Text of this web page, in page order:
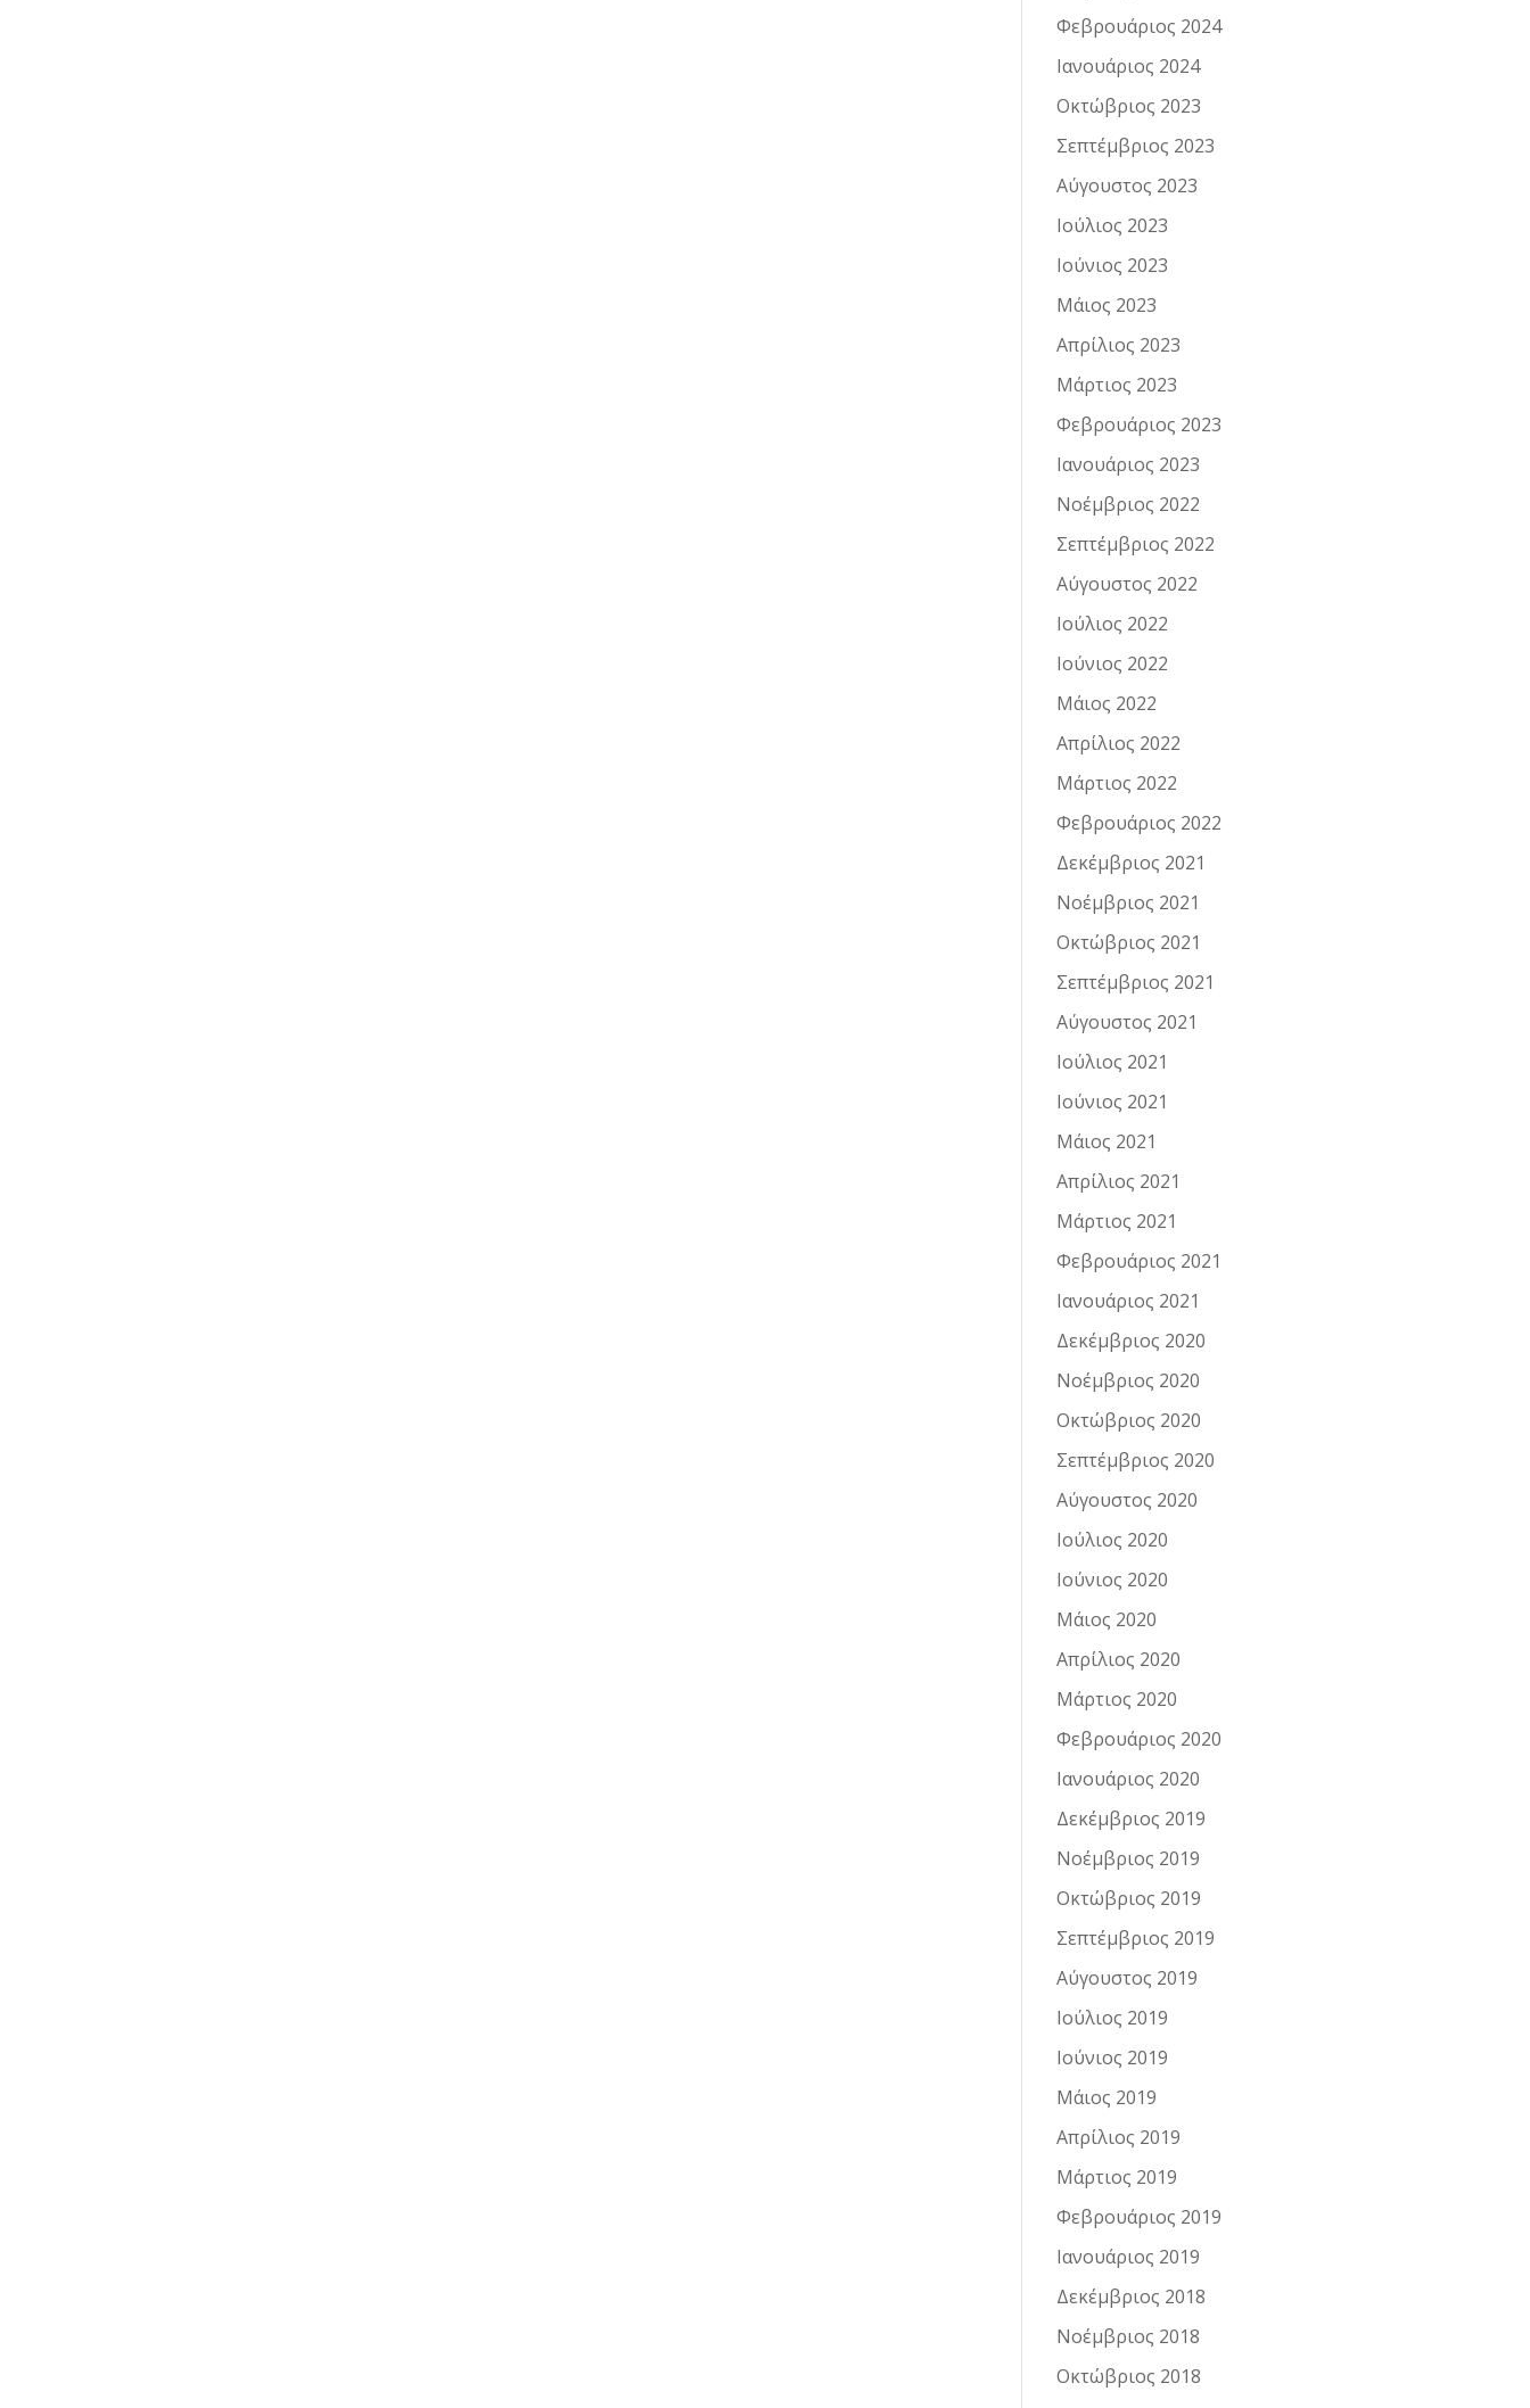
Φεβρουάριος 2024
Ιανουάριος 2024
Οκτώβριος 2023
Σεπτέμβριος 2023
Αύγουστος 2023
Ιούλιος 2023
Ιούνιος 2023
Μάιος 2023
Απρίλιος 2023
Μάρτιος 2023
Φεβρουάριος 2023
Ιανουάριος 2023
Νοέμβριος 2022
Σεπτέμβριος 2022
Αύγουστος 2022
Ιούλιος 2022
Ιούνιος 2022
Μάιος 2022
Απρίλιος 2022
Μάρτιος 2022
Φεβρουάριος 2022
Δεκέμβριος 2021
Νοέμβριος 2021
Οκτώβριος 2021
Σεπτέμβριος 2021
Αύγουστος 2021
Ιούλιος 2021
Ιούνιος 2021
Μάιος 2021
Απρίλιος 2021
Μάρτιος 2021
Φεβρουάριος 2021
Ιανουάριος 2021
Δεκέμβριος 2020
Νοέμβριος 2020
Οκτώβριος 2020
Σεπτέμβριος 2020
Αύγουστος 2020
Ιούλιος 2020
Ιούνιος 2020
Μάιος 2020
Απρίλιος 2020
Μάρτιος 2020
Φεβρουάριος 2020
Ιανουάριος 2020
Δεκέμβριος 2019
Νοέμβριος 2019
Οκτώβριος 2019
Σεπτέμβριος 2019
Αύγουστος 2019
Ιούλιος 2019
Ιούνιος 2019
Μάιος 2019
Απρίλιος 2019
Μάρτιος 2019
Φεβρουάριος 2019
Ιανουάριος 2019
Δεκέμβριος 2018
Νοέμβριος 2018
Οκτώβριος 2018